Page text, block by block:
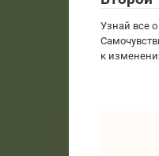
Узнай все
к